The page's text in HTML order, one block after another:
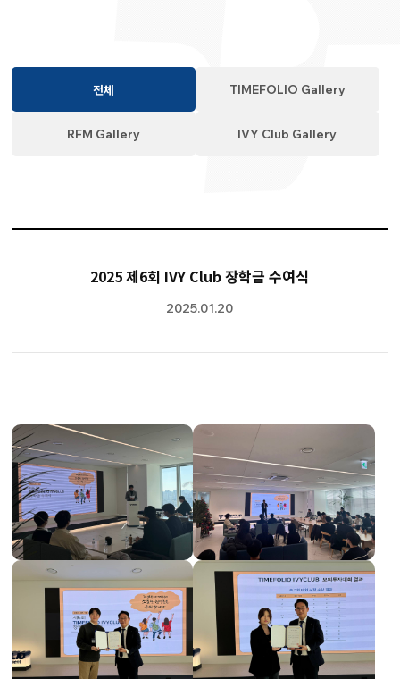
전체 TIMEFOLIO Gallery
RFM Gallery IVY Club Gallery
2025 제6회 IVY Club 장학금 수여식
2025.01.20